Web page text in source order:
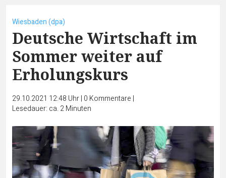
Wiesbaden (dpa)
Deutsche Wirtschaft im
Sommer weiter auf
Erholungskurs
29.10.2021 12:48 Uhr| 0 Kommentare |
Lesedauer: ca. 2 Minuten